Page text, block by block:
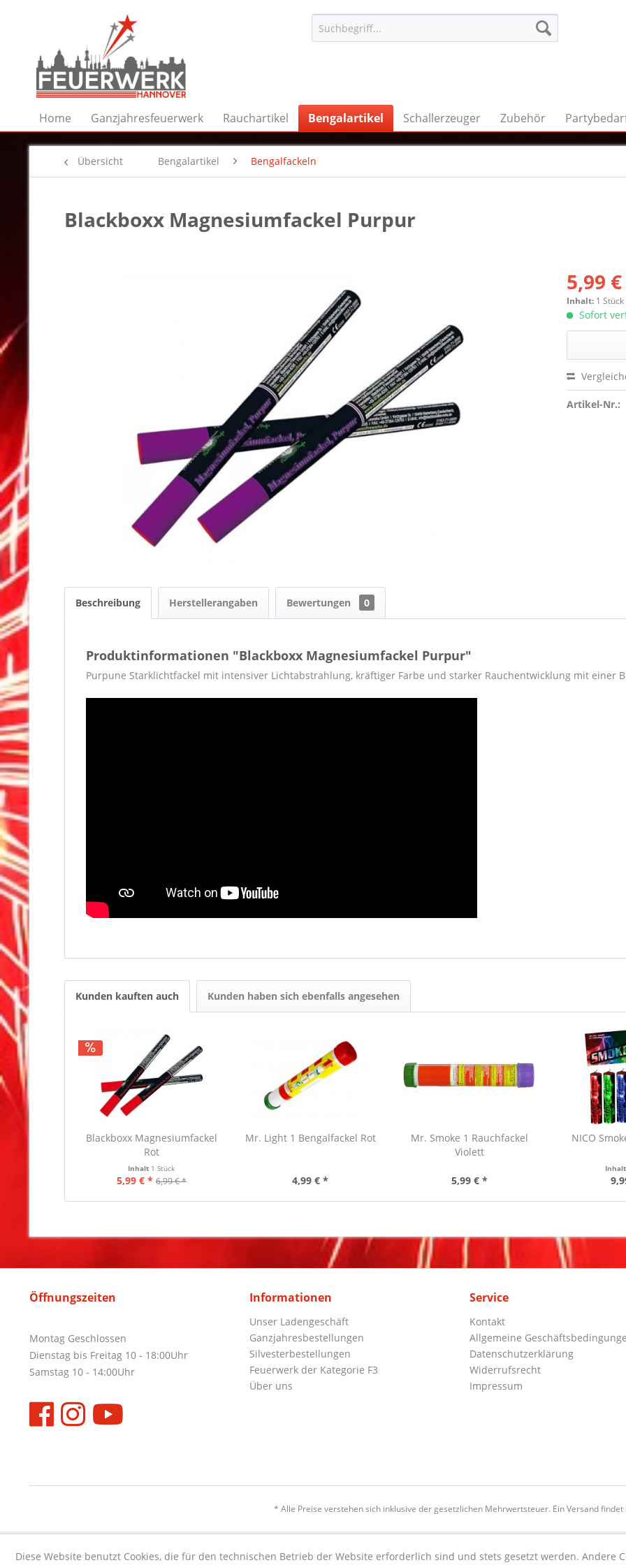
Home Ganzjahresfeuerwerk Rauchartikel Bengalartikel Schallerzeuger Zubehör
Übersicht Bengalartikel Bengalfackeln
Blackboxx Magnesiumfackel Purpur
5,99
Inhalt: 1 Stück
Sofort
Artikel-Nr.:
Beschreibung Herstellerangaben Bewertungen 0
Produktinformationen "Blackboxx Magnesiumfackel Purpur"
Purpune Starklichtfackel mit intensiver Lichtabstrahlung, kräftiger Farbe und starker Rauchentwicklung mit einer
Kunden kauften auch Kunden haben sich ebenfalls angesehen
Blackboxx Magnesiumfackel
Rot
Inhalt 1 Stück
5,99 € * 6,99 € *
Mr. Light 1 Bengalfackel Rot
4,99 € *
Mr. Smoke 1 Rauchfackel
Violett
5,99 € *
NICO
Öffnungszeiten
Montag Geschlossen
Dienstag bis Freitag 10 - 18:00Uhr
Samstag 10 - 14:00Uhr
Informationen
Unser Ladengeschäft
Ganzjahresbestellungen
Silvesterbestellungen
Feuerwerk der Kategorie F3
Über uns
Service
Kontakt
Allgemeine
Datenschutzerklärung
Widerrufsrecht
Impressum
* Alle Preise verstehen sich inklusive der gesetzlichen Mehrwertsteuer. Ein Versand findet
Diese Website benutzt Cookies, die für den technischen Betrieb der Website erforderlich sind und stets gesetzt werden. Andere